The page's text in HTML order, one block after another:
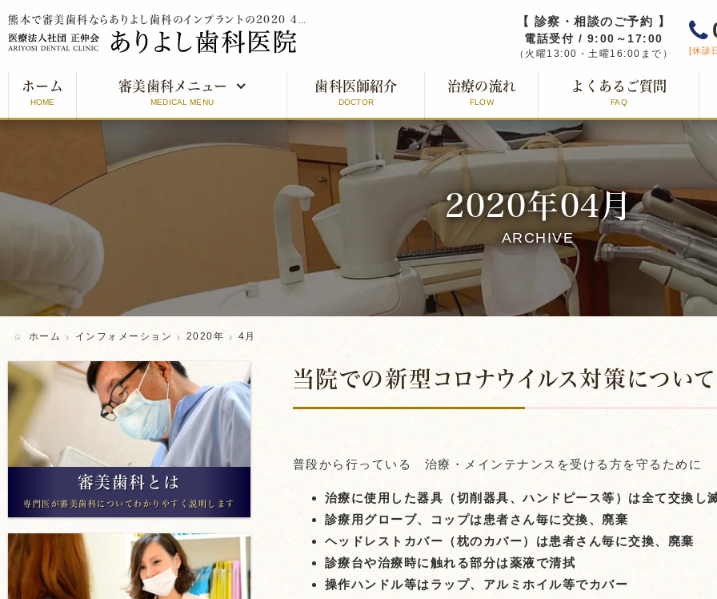
【 診察・相談のご予約 】
電話受付 / 9:00～17:00
（火曜13:00・土曜16:00まで） [休診
ホーム
HOME
審美歯科メニュー
MEDICAL MENU
審美歯科とは
ホワイトニング
口元美人
アライナー矯正
歯科医師紹介
DOCTOR
治療の流れ
FLOW
よくあるご質問
FAQ
2020年04月
ARCHIVE
ホーム インフォメーション 2020年 4月
当院での新型コロナウイルス対策について
普段から行っている 治療・メインテナンスを受ける方を守るために
治療に使用した器具（切削器具、ハンドピース等）は全て交換し
診療用グローブ、コップは患者さん毎に交換、廃棄
ヘッドレストカバー（枕のカバー）は患者さん毎に交換、廃棄
診療台や治療時に触れる部分は薬液で清拭
操作ハンドル等はラップ、アルミホイル等でカバー
審美歯科とは
専門医が審美歯科についてわかりやすく説明します